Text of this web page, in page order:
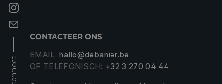
connect
CONTACTEER ONS
EMAIL: hallo@debanier.be
OF TELEFONISCH: +32 3 270 04 44